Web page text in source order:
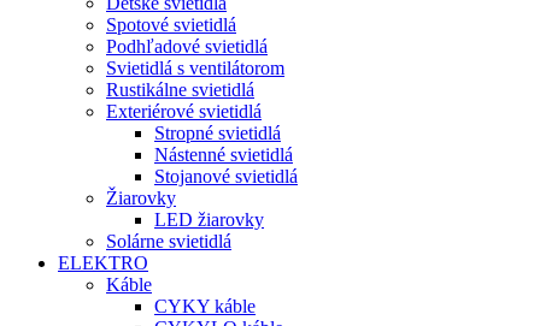
Spotové svietidlá
Podhľadové svietidlá
Svietidlá s ventilátorom
Rustikálne svietidlá
Exteriérové svietidlá
Stropné svietidlá
Nástenné svietidlá
Stojanové svietidlá
Žiarovky
LED žiarovky
Solárne svietidlá
ELEKTRO
Káble
CYKY káble